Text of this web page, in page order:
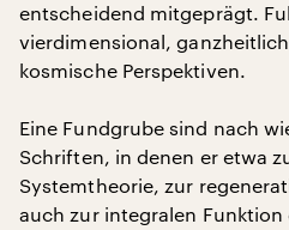
entscheidend mitgeprägt.
vierdimensional,
kosmische Perspektiven.
Eine Fundgrube sind nach
Schriften, in denen er etwa
Systemtheorie, zur
auch zur integralen